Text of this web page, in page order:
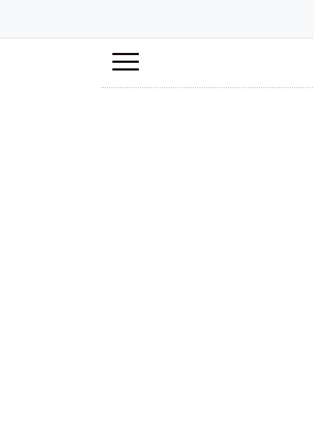
Menú